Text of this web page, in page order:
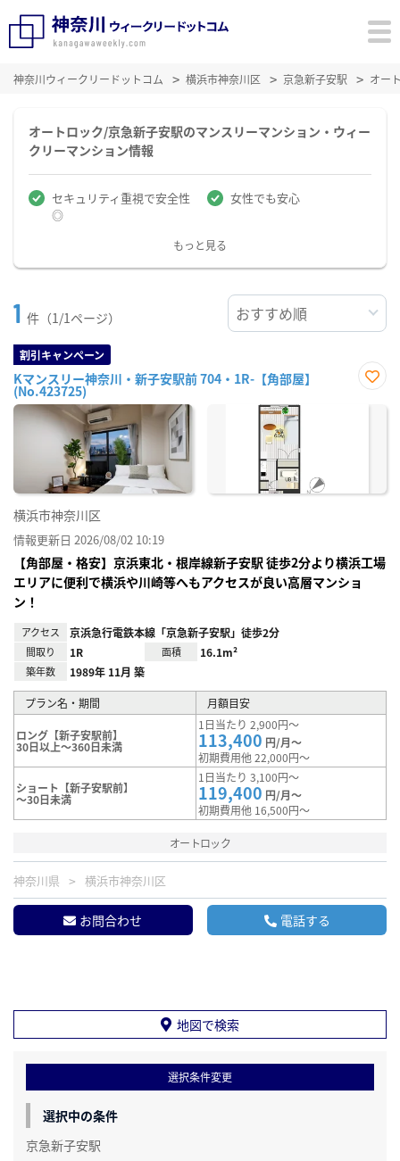
神奈川ウィークリードットコム 横浜市神奈川区 京急新子安駅 オー
オートロック/京急新子安駅のマンスリーマンション・ウィー
クリーマンション情報
セキュリティ重視で安全性
◎
女性でも安心
もっと見る
1 件（1/1ページ）
割引キャンペーン
Kマンスリー神奈川・新子安駅前 704・1R-【角部屋】
(No.423725)
に入
横浜市神奈川区
情報更新日 2026/08/02 10:19
【角部屋・格安】京浜東北・根岸線新子安駅 徒歩2分より横浜工場
エリアに便利で横浜や川崎等へもアクセスが良い高層マンショ
ン！
アクセス 京浜急行電鉄本線「京急新子安駅」徒歩2分
間取り 1R 面積 16.1m²
築年数 1989年 11月 築
プラン名・期間 月額目安
ロング【新子安駅前】
30日以上～360日未満
1日当たり 2,900円～
113,400 円/月～
初期費用他 22,000円～
ショート【新子安駅前】
～30日未満
1日当たり 3,100円～
119,400 円/月～
初期費用他 16,500円～
オートロック
神奈川県 横浜市神奈川区
お問合わせ 電話する
地図で検索
選択条件変更
選択中の条件
京急新子安駅